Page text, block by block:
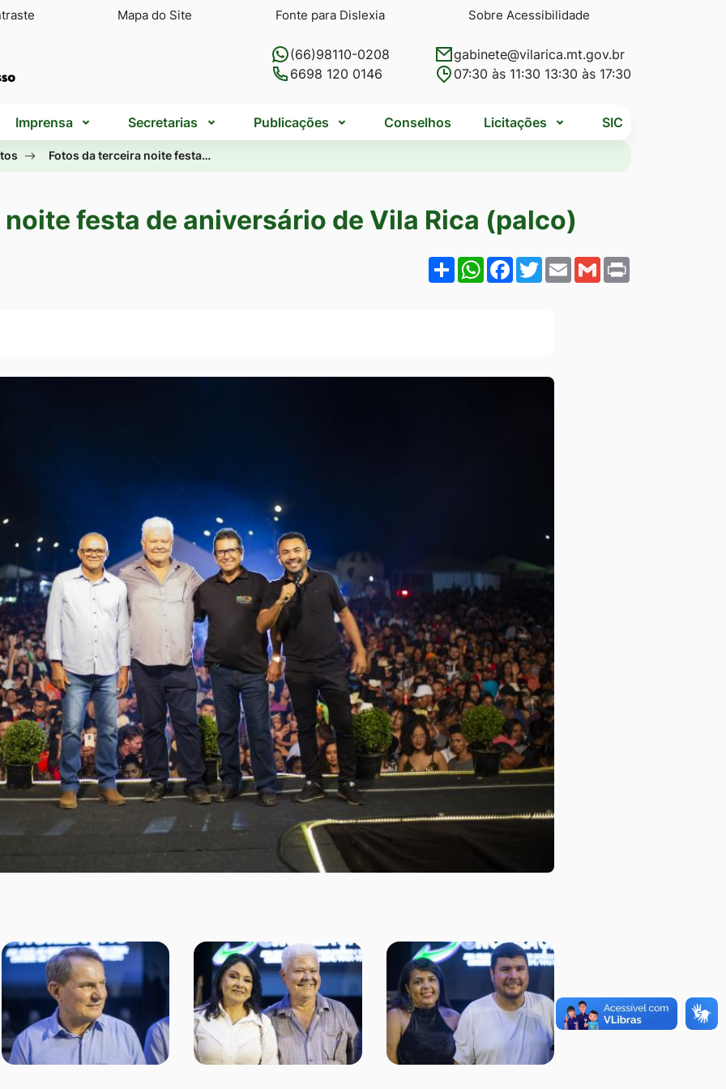
Mapa do Site Fonte para Dislexia Sobre Acessibilidade
(66)98110-0208
6698 120 0146
gabinete@vilarica.mt.gov.br
07:30 às 11:30 13:30 às 17:30
Imprensa Secretarias Publicações Conselhos Licitações SIC
Fotos da terceira noite festa…
festa de aniversário de Vila Rica (palco)
terceira noite festa de aniversário
ShareWhatsApp
Facebook
Twitter
EmailGmail